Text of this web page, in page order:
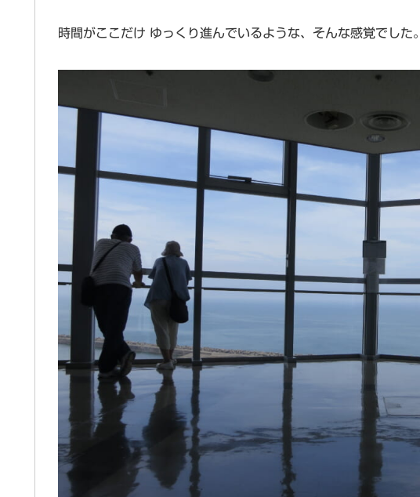
時間がここだけ ゆっくり進んでいるような、そんな感覚でした。